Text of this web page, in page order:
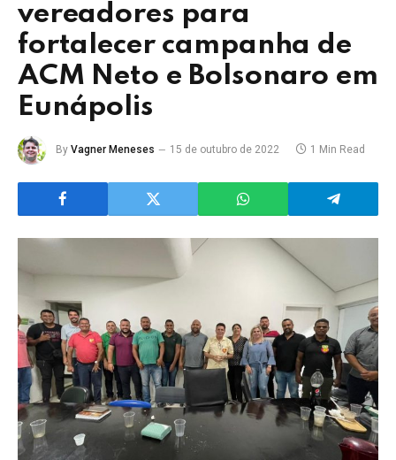
vereadores para
fortalecer campanha de
ACM Neto e Bolsonaro em
Eunápolis
By Vagner Meneses 15 de outubro de 2022 1 Min Read